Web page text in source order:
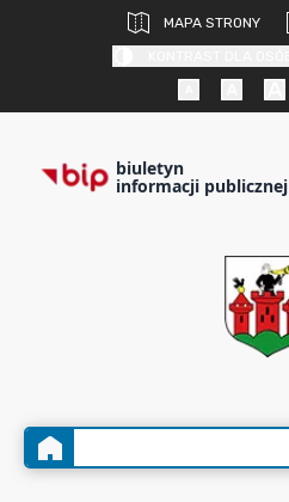
MAPA STRONY
biuletyn
informacji publicznej